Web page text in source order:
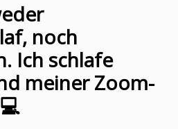
noch
Ich schlafe
meiner Zoom-